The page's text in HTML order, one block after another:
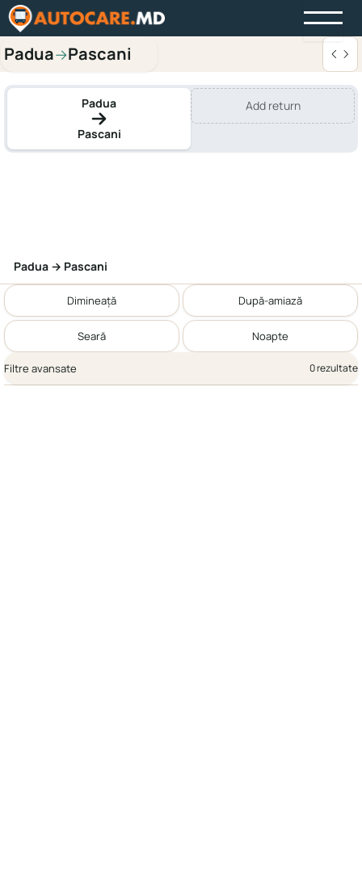
Padua→Pascani
Padua
Pascani
Add return
Padua → Pascani
Dimineață După-amiază
Seară Noapte
Filtre avansate 0 rezultate